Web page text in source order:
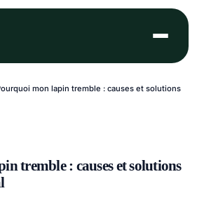
mon lapin tremble : causes et solutions
tremble : causes et solutions